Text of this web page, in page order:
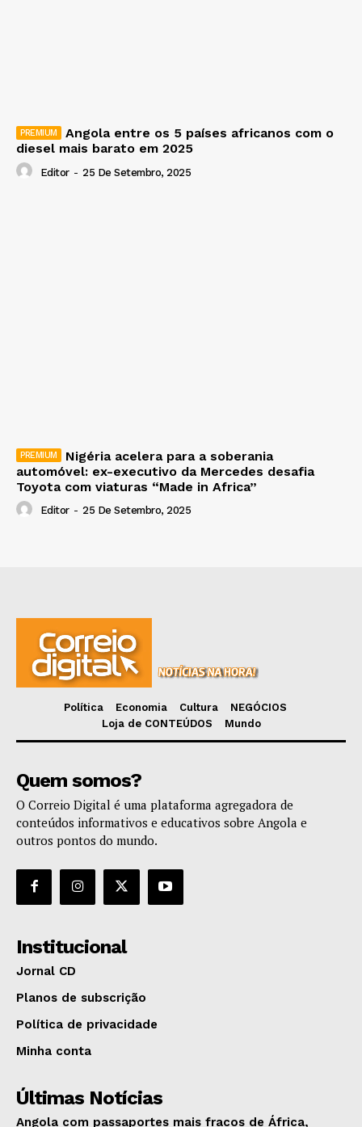
Angola entre os 5 países africanos com o
diesel mais barato em 2025
Editor - 25 De Setembro, 2025
Nigéria acelera para a soberania
automóvel: ex-executivo da Mercedes desafia
Toyota com viaturas “Made in Africa”
Editor - 25 De Setembro, 2025
Política Economia Cultura
NEGÓCIOS
Loja de CONTEÚDOS
Mundo
Quem somos?
O Correio Digital é uma plataforma agregadora de
conteúdos informativos e educativos sobre Angola e
outros pontos do mundo.
Institucional
Jornal CD
Planos de subscrição
Política de privacidade
Minha conta
Últimas Notícias
Angola com passaportes mais fracos de África,